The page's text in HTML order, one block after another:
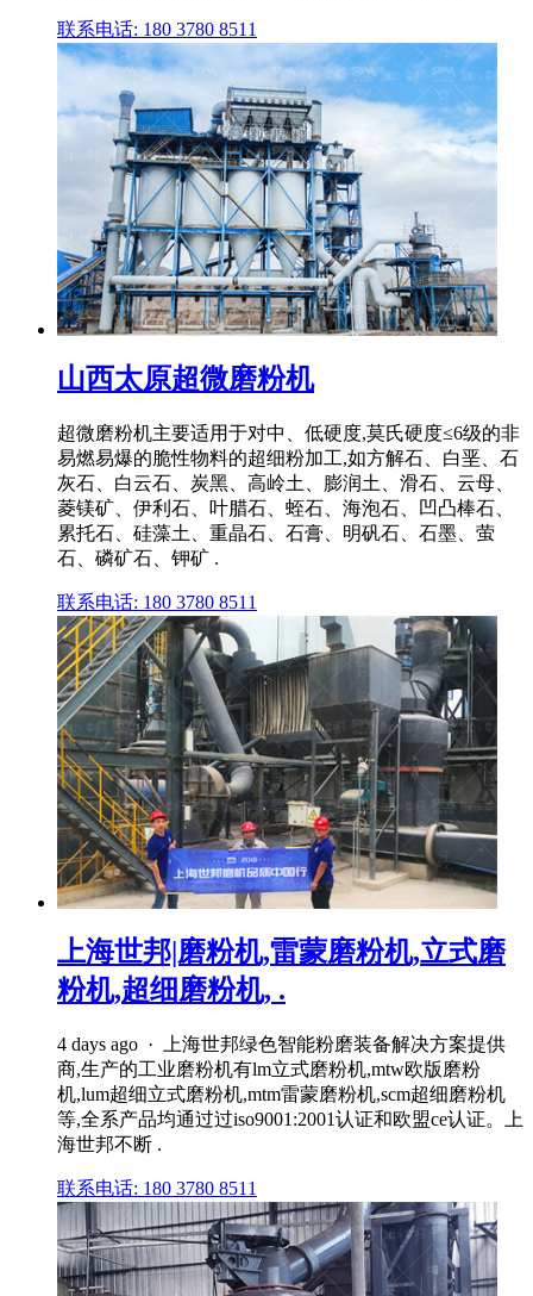
联系电话: 180 3780 8511
山西太原超微磨粉机
超微磨粉机主要适用于对中、低硬度,莫氏硬度≤6级的非
易燃易爆的脆性物料的超细粉加工,如方解石、白垩、石
灰石、白云石、炭黑、高岭土、膨润土、滑石、云母、
菱镁矿、伊利石、叶腊石、蛭石、海泡石、凹凸棒石、
累托石、硅藻土、重晶石、石膏、明矾石、石墨、萤
石、磷矿石、钾矿 .
联系电话: 180 3780 8511
上海世邦|磨粉机,雷蒙磨粉机,立式磨
粉机,超细磨粉机, .
4 days ago · 上海世邦绿色智能粉磨装备解决方案提供
商,生产的工业磨粉机有lm立式磨粉机,mtw欧版磨粉
机,lum超细立式磨粉机,mtm雷蒙磨粉机,scm超细磨粉机
等,全系产品均通过过iso9001:2001认证和欧盟ce认证。上
海世邦不断 .
联系电话: 180 3780 8511